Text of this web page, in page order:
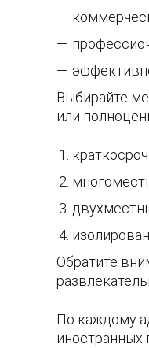
Выбирайте
или
Обратите
По каждому
иностранных